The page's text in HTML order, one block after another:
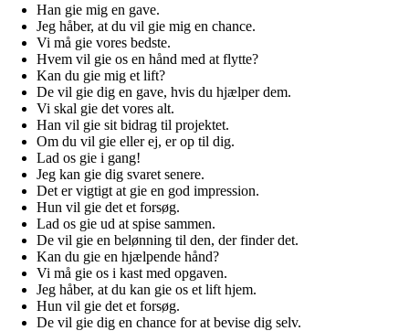
Han gie mig en gave.
Jeg håber, at du vil gie mig en chance.
Vi må gie vores bedste.
Hvem vil gie os en hånd med at flytte?
Kan du gie mig et lift?
De vil gie dig en gave, hvis du hjælper dem.
Vi skal gie det vores alt.
Han vil gie sit bidrag til projektet.
Om du vil gie eller ej, er op til dig.
Lad os gie i gang!
Jeg kan gie dig svaret senere.
Det er vigtigt at gie en god impression.
Hun vil gie det et forsøg.
Lad os gie ud at spise sammen.
De vil gie en belønning til den, der finder det.
Kan du gie en hjælpende hånd?
Vi må gie os i kast med opgaven.
Jeg håber, at du kan gie os et lift hjem.
Hun vil gie det et forsøg.
De vil gie dig en chance for at bevise dig selv.